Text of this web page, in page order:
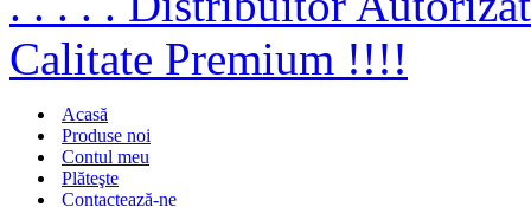
Acasă
Produse noi
Contul meu
Plăteşte
Contactează-ne